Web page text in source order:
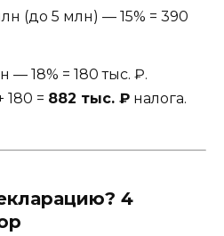
(до 5 млн) — 15% = 390
— 18% = 180 тыс. ₽.
180 = 882 тыс. ₽ налога.
4